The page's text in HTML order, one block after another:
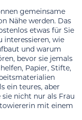
gemeinsame
Nähe werden. Das
etwas für Sie
interessieren, wie
und warum
bevor sie jemals
Papier, Stifte,
ein teures, aber
sie nicht nur als Frau
mit einem